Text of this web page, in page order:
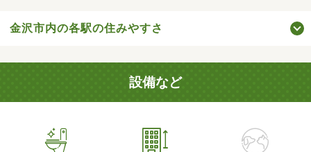
金沢市内の各駅の住みやすさ
設備など